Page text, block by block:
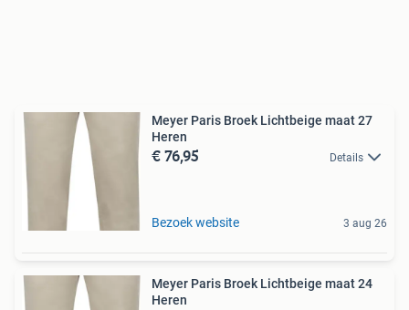
Meyer Paris Broek Lichtbeige maat 27
Heren
€ 76,95 Details
Bezoek website 3 aug 26
Meyer Paris Broek Lichtbeige maat 24
Heren